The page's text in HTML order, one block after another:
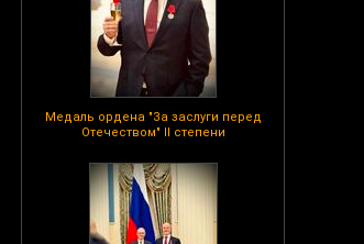
Медаль ордена "За заслуги перед
Отечеством" II степени